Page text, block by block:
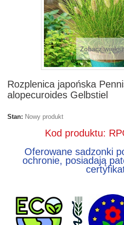
Zobacz
Rozplenica japońska
alopecuroides Gelbstiel
Stan: Nowy produkt
Kod produktu:
Oferowane sadzonki
ochronie, posiadają